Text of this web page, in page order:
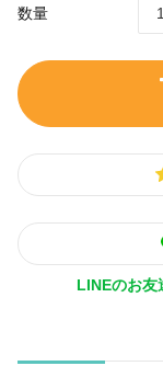
数量
LINEのお友